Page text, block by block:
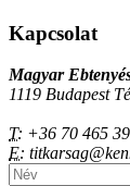
Kapcsolat
Magyar
1119 Budapest
T: +36 70 465
E: